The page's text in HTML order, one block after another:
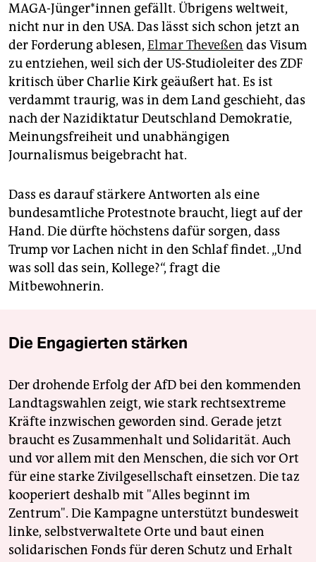
MAGA-Jünger*innen gefällt. Übrigens weltweit,
nicht nur in den USA. Das lässt sich schon jetzt an
der Forderung ablesen, Elmar Theveßen das Visum
zu entziehen, weil sich der US-Studioleiter des ZDF
kritisch über Charlie Kirk geäußert hat. Es ist
verdammt traurig, was in dem Land geschieht, das
nach der Nazidiktatur Deutschland Demokratie,
Meinungsfreiheit und unabhängigen
Journalismus beigebracht hat.
Dass es darauf stärkere Antworten als eine
bundesamtliche Protestnote braucht, liegt auf der
Hand. Die dürfte höchstens dafür sorgen, dass
Trump vor Lachen nicht in den Schlaf findet. „Und
was soll das sein, Kollege?“, fragt die
Mitbewohnerin.
Die Engagierten stärken
Der drohende Erfolg der AfD bei den kommenden
Landtagswahlen zeigt, wie stark rechtsextreme
Kräfte inzwischen geworden sind. Gerade jetzt
braucht es Zusammenhalt und Solidarität. Auch
und vor allem mit den Menschen, die sich vor Ort
für eine starke Zivilgesellschaft einsetzen. Die taz
kooperiert deshalb mit "Alles beginnt im
Zentrum". Die Kampagne unterstützt bundesweit
linke, selbstverwaltete Orte und baut einen
solidarischen Fonds für deren Schutz und Erhalt